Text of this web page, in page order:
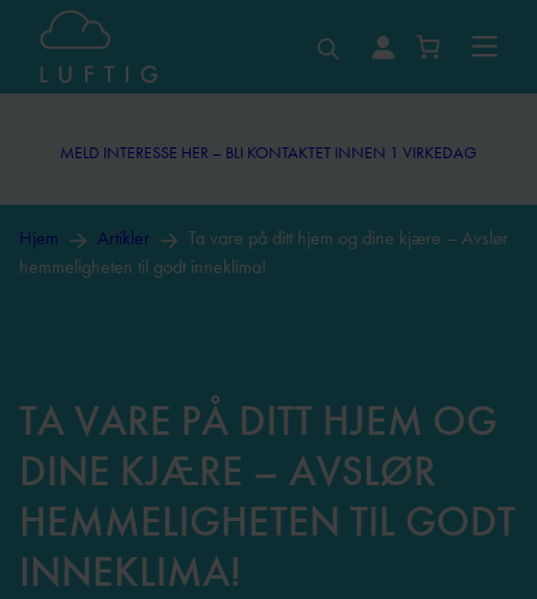
Hopp
innhold
MELD INTERESSE HER – BLI KONTAKTET INNEN 1 VIRKEDAG
Hjem Artikler
Ta vare på ditt hjem og dine kjære – Avslør
hemmeligheten til godt inneklima!
TA VARE PÅ DITT HJEM OG
DINE KJÆRE – AVSLØR
HEMMELIGHETEN TIL GODT
INNEKLIMA!
MELD INTERESSE HER – BLI KONTAKTET INNEN 1 VIRKEDAG